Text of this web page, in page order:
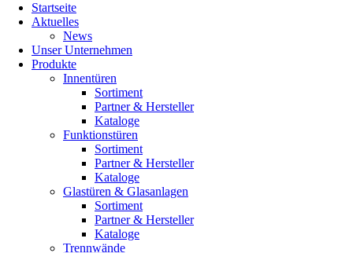
Startseite
Aktuelles
News
Unser Unternehmen
Produkte
Innentüren
Sortiment
Partner & Hersteller
Kataloge
Funktionstüren
Sortiment
Partner & Hersteller
Kataloge
Glastüren & Glasanlagen
Sortiment
Partner & Hersteller
Kataloge
Trennwände